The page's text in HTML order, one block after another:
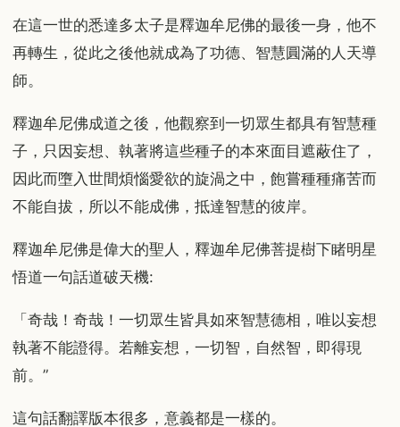
在這一世的悉達多太子是釋迦牟尼佛的最後一身，他不
再轉生，從此之後他就成為了功德、智慧圓滿的人天導
師。
釋迦牟尼佛成道之後，他觀察到一切眾生都具有智慧種
子，只因妄想、執著將這些種子的本來面目遮蔽住了，
因此而墮入世間煩惱愛欲的旋渦之中，飽嘗種種痛苦而
不能自拔，所以不能成佛，抵達智慧的彼岸。
釋迦牟尼佛是偉大的聖人，釋迦牟尼佛菩提樹下睹明星
悟道一句話道破天機:
「奇哉！奇哉！一切眾生皆具如來智慧德相，唯以妄想
執著不能證得。若離妄想，一切智，自然智，即得現
前。”
這句話翻譯版本很多，意義都是一樣的。